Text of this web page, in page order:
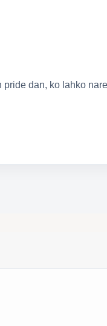
dan, ko lahko